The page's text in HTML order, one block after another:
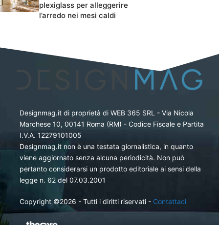
plexiglass per alleggerire
l’arredo nei mesi caldi
Designmag.it di proprietà di WEB 365 SRL - Via Nicola
Marchese 10, 00141 Roma (RM) - Codice Fiscale e Partita
I.V.A. 12279101005
Designmag.it non è una testata giornalistica, in quanto
viene aggiornato senza alcuna periodicità. Non può
pertanto considerarsi un prodotto editoriale ai sensi della
legge n. 62 del 07.03.2001
Copyright ©2026 - Tutti i diritti riservati - Contattaci